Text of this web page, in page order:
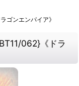
ゴンエンパイア》
062}《ドラ